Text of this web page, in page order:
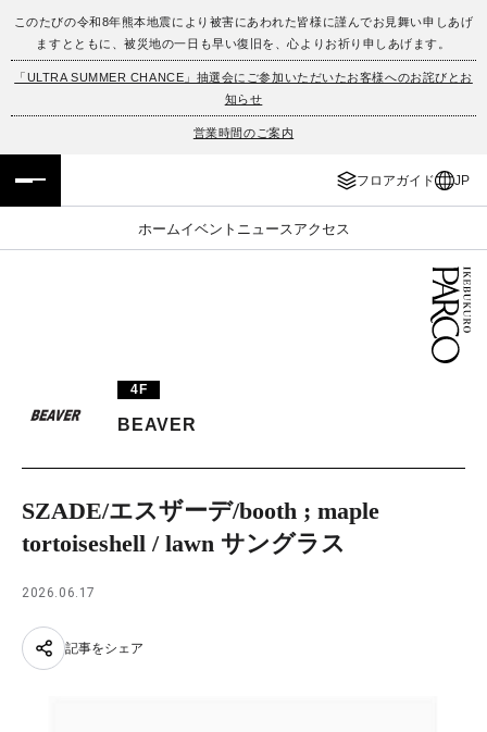
このたびの令和8年熊本地震により被害にあわれた皆様に謹んでお見舞い申しあげ
ますとともに、被災地の一日も早い復旧を、心よりお祈り申しあげます。
「ULTRA SUMMER CHANCE」抽選会にご参加いただいたお客様へのお詫びとお
知らせ
営業時間のご案内
フロアガイド JP
ホームイベント ニュース アクセス
フロアガイド
施設案内・アクセス
PARCOメンバーズ
ENGLISH
繁体字
4F
BEAVER
SZADE/エスザーデ/booth ; maple
tortoiseshell / lawn サングラス
2026.06.17
記事をシェア